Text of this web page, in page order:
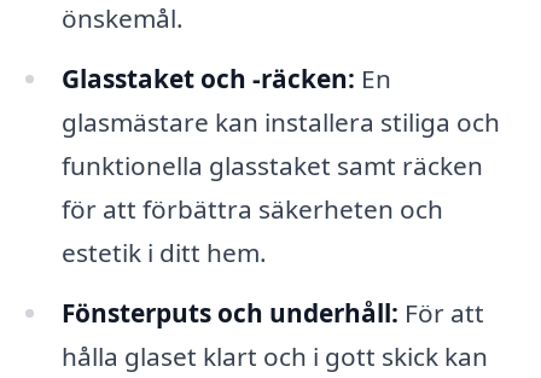
önskemål.
Glasstaket och -räcken: En
glasmästare kan installera stiliga och
funktionella glasstaket samt räcken
för att förbättra säkerheten och
estetik i ditt hem.
Fönsterputs och underhåll: För att
hålla glaset klart och i gott skick kan